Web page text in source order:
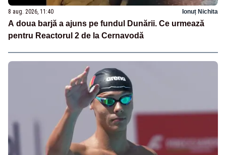
8 aug. 2026, 11:40 Ionuț Nichita
A doua barjă a ajuns pe fundul Dunării. Ce urmează
pentru Reactorul 2 de la Cernavodă